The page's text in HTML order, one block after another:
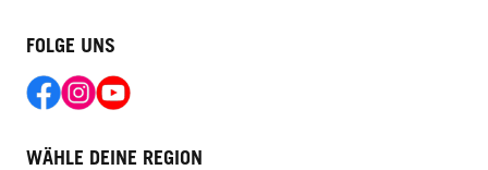
FOLGE UNS
WÄHLE DEINE REGION